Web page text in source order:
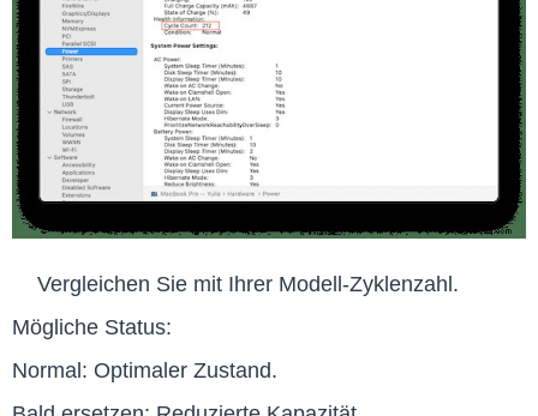
Vergleichen Sie mit Ihrer Modell-Zyklenzahl.
Mögliche Status:
Normal: Optimaler Zustand.